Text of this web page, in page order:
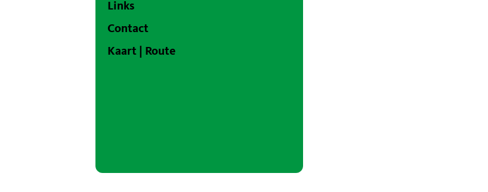
Links
Contact
Kaart | Route